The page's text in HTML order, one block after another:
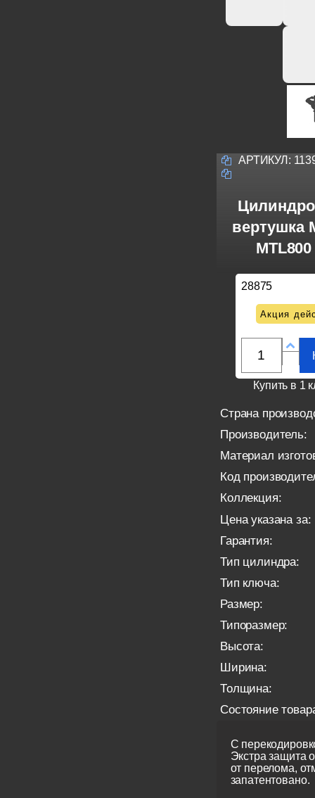
АРТИКУЛ:
вертушка
28875
Акция
Купить в 1
Страна
Производитель:
Материал
Код
Коллекция:
Цена указана за:
Гарантия:
Тип цилиндра:
Тип ключа:
Размер:
Типоразмер:
Высота:
Ширина:
Толщина:
Состояние
С
Экстра защита
от перелома,
запатентовано.